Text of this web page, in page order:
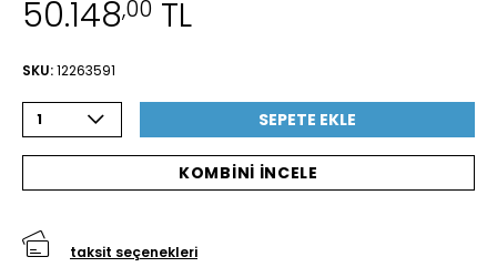
50.148,00 TL
SKU:12263591
1 SEPETE EKLE
KOMBİNİ İNCELE
taksit seçenekleri